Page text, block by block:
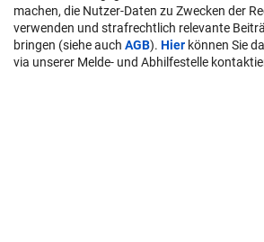
machen, die Nutzer-Daten zu Zwecken der
verwenden und strafrechtlich relevante
bringen (siehe auch AGB). Hier können Sie
via unserer Melde- und Abhilfestelle